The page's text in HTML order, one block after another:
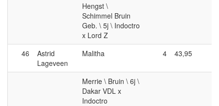
Hengst \
Schimmel Bruin
Geb. \ 5j \ Indoctro
x Lord Z
46
Astrid
Lageveen
Malitha 4 43,95
Merrie \ Bruin \ 6j \
Dakar VDL x
Indoctro